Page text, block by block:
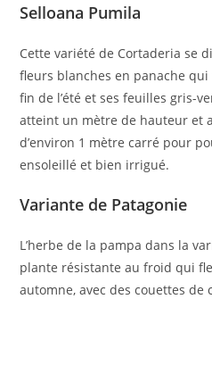
Selloana Pumila
Cette variété de Cortaderia se
fleurs blanches en panache
fin de l’été et ses feuilles gris-
atteint un mètre de hauteur et
d’environ 1 mètre carré pour
ensoleillé et bien irrigué.
Variante de Patagonie
L’herbe de la pampa dans la
plante résistante au froid qui
automne, avec des couettes de